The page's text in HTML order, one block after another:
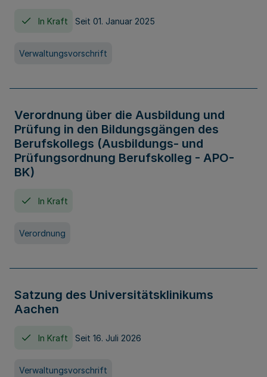
In Kraft Seit 01. Januar 2025
Verwaltungsvorschrift
Verordnung über die Ausbildung und
Prüfung in den Bildungsgängen des
Berufskollegs (Ausbildungs- und
Prüfungsordnung Berufskolleg - APO-
BK)
In Kraft
Verordnung
Satzung des Universitätsklinikums
Aachen
In Kraft Seit 16. Juli 2026
Verwaltungsvorschrift